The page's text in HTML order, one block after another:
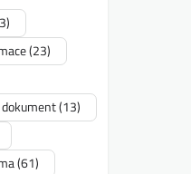
(23)
dokument(13)
(61)